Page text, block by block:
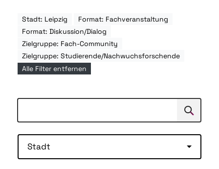
Stadt: Leipzig
Format: Fachveranstaltung
Format: Diskussion/Dialog
Zielgruppe: Fach-Community
Zielgruppe: Studierende/Nachwuchsforschende
Alle Filter entfernen
Suchen
Stadt